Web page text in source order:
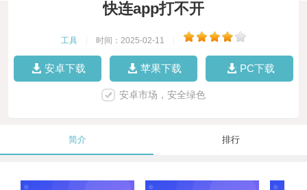
快连app打不开
工具 时间：2025-02-11
安卓下载 苹果下载 PC下载
安卓市场，安全绿色
简介 排行